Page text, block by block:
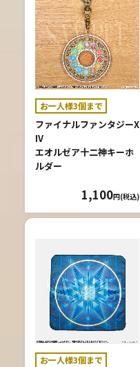
お一人様3個まで
ファイナルファンタジーX
IV
エオルゼア十二神キーホ
ルダー
1,100円(税込)
お一人様3個まで